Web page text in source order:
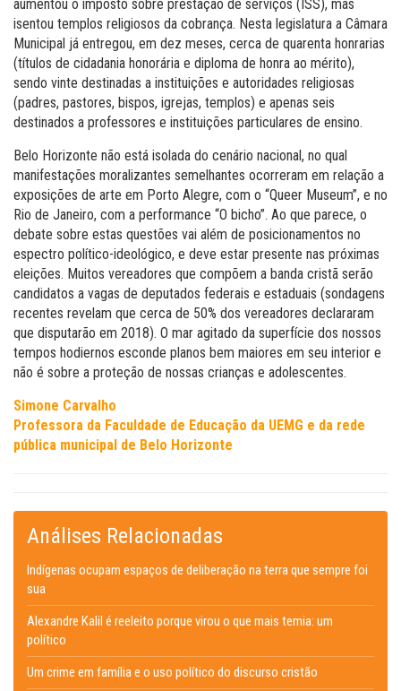
aumentou o imposto sobre prestação de serviços (ISS), mas
isentou templos religiosos da cobrança. Nesta legislatura a Câmara
Municipal já entregou, em dez meses, cerca de quarenta honrarias
(títulos de cidadania honorária e diploma de honra ao mérito),
sendo vinte destinadas a instituições e autoridades religiosas
(padres, pastores, bispos, igrejas, templos) e apenas seis
destinados a professores e instituições particulares de ensino.
Belo Horizonte não está isolada do cenário nacional, no qual
manifestações moralizantes semelhantes ocorreram em relação a
exposições de arte em Porto Alegre, com o “Queer Museum”, e no
Rio de Janeiro, com a performance “O bicho”. Ao que parece, o
debate sobre estas questões vai além de posicionamentos no
espectro político-ideológico, e deve estar presente nas próximas
eleições. Muitos vereadores que compõem a banda cristã serão
candidatos a vagas de deputados federais e estaduais (sondagens
recentes revelam que cerca de 50% dos vereadores declararam
que disputarão em 2018). O mar agitado da superfície dos nossos
tempos hodiernos esconde planos bem maiores em seu interior e
não é sobre a proteção de nossas crianças e adolescentes.
Simone Carvalho
Professora da Faculdade de Educação da UEMG e da rede
pública municipal de Belo Horizonte
Análises Relacionadas
Indígenas ocupam espaços de deliberação na terra que sempre foi
sua
Alexandre Kalil é reeleito porque virou o que mais temia: um
político
Um crime em família e o uso político do discurso cristão